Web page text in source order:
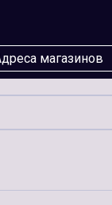
магазинов